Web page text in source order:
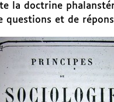
la doctrine
questions et de